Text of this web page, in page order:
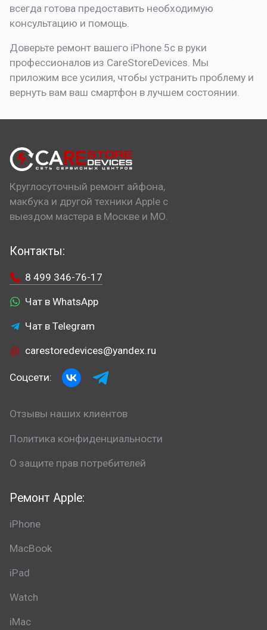
всегда готова предоставить необходимую
консультацию и помощь.
Доверьте ремонт вашего iPhone 5c в руки
профессионалов из CareStoreDevices. Мы
приложим все усилия, чтобы устранить проблему и
вернуть вам ваш смартфон в лучшем состоянии.
Круглосуточный ремонт айфона,
макбука и другой техники Apple с
выездом мастера в Москве и МО.
Ремонт Apple:
iPhone
MacBook
iPad
Watch
iMac
Контакты:
8 499 346-76-17
Чат в WhatsApp
Чат в Telegram
carestoredevices@yandex.ru
Соцсети:
Отзывы наших клиентов
Политика конфиденциальности
О защите прав потребителей